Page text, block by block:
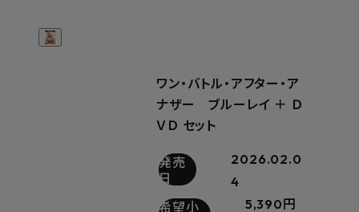
ワン・バトル・アフター・ア
ナザー ブルーレイ ＋ Ｄ
ＶＤ セット
発売
日
2026.02.0
4
希望小
5,390円